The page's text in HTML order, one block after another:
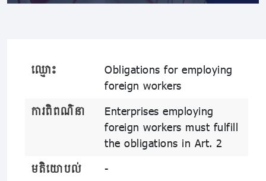
ឈ្មោះ
Obligations for employing
foreign workers
ការពិពណ៌នា
Enterprises employing
foreign workers must fulfill
the obligations in Art. 2
មតិយោបល់
-